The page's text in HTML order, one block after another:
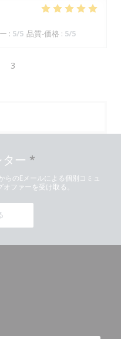
: 5/5 品質-価格 : 5/5
3
ー *
らのEメールによる個別コミュ
ファーを受け取る。